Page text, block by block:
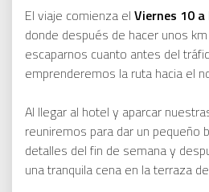
El viaje comienza el Viernes 10
donde después de hacer unos
escaparnos cuanto antes del
emprenderemos la ruta hacia el
Al llegar al hotel y aparcar
reuniremos para dar un pequeño
detalles del fin de semana y
una tranquila cena en la terraza